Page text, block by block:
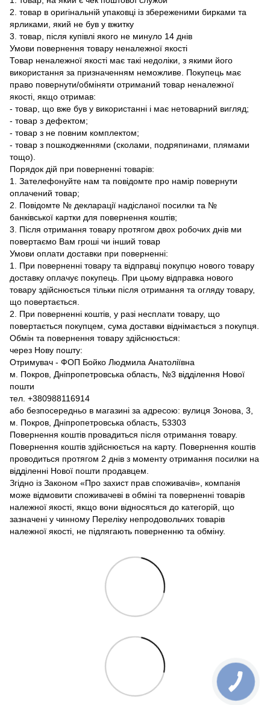
2. товар в оригінальній упаковці із збереженими бирками та
ярликами, який не був у вжитку
3. товар, після купівлі якого не минуло 14 днів
Умови повернення товару неналежної якості
Товар неналежної якості має такі недоліки, з якими його
використання за призначенням неможливе. Покупець має
право повернути/обміняти отриманий товар неналежної
якості, якщо отримав:
- товар, що вже був у використанні і має нетоварний вигляд;
- товар з дефектом;
- товар з не повним комплектом;
- товар з пошкодженнями (сколами, подряпинами, плямами
тощо).
Порядок дій при поверненні товарів:
1. Зателефонуйте нам та повідомте про намір повернути
оплачений товар;
2. Повідомте № декларації надісланої посилки та №
банківської картки для повернення коштів;
3. Після отримання товару протягом двох робочих днів ми
повертаємо Вам гроші чи інший товар
Умови оплати доставки при поверненні:
1. При поверненні товару та відправці покупцю нового товару
доставку оплачує покупець. При цьому відправка нового
товару здійснюється тільки після отримання та огляду товару,
що повертається.
2. При поверненні коштів, у разі несплати товару, що
повертається покупцем, сума доставки віднімається з покупця.
Обмін та повернення товару здійснюється:
через Нову пошту:
Отримувач - ФОП Бойко Людмила Анатоліївна
м. Покров, Дніпропетровська область, №3 відділення Нової
пошти
тел. +380988116914
або безпосередньо в магазині за адресою: вулиця Зонова, 3,
м. Покров, Дніпропетровська область, 53303
Повернення коштів провадиться після отримання товару.
Повернення коштів здійснюється на карту. Повернення коштів
проводиться протягом 2 днів з моменту отримання посилки на
відділенні Нової пошти продавцем.
Згідно із Законом «Про захист прав споживачів», компанія
може відмовити споживачеві в обміні та поверненні товарів
належної якості, якщо вони відносяться до категорій, що
зазначені у чинному Переліку непродовольчих товарів
належної якості, не підлягають поверненню та обміну.